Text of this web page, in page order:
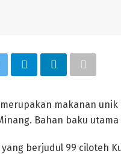
makanan unik
Bahan baku
berjudul 99 ciloteh